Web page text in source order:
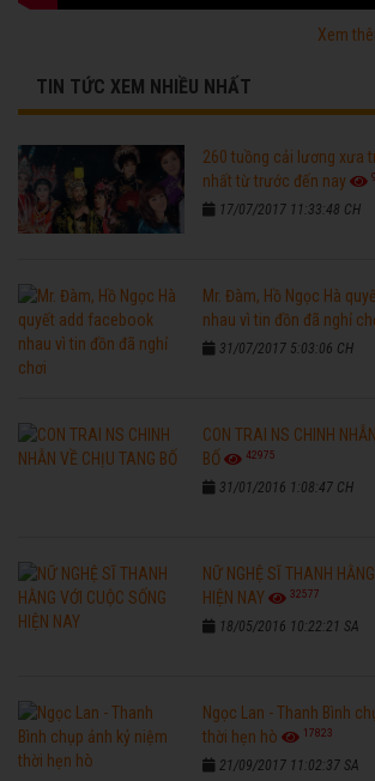
Xem
TIN TỨC XEM NHIỀU NHẤT
260 tuồng cải lương xưa
nhất từ trước đến nay
17/07/2017 11:33:48 CH
Mr. Đàm, Hồ Ngọc Hà
nhau vì tin đồn đã nghỉ
31/07/2017 5:03:06 CH
CON TRAI NS CHINH
BỐ
42975
31/01/2016 1:08:47 CH
NỮ NGHỆ SĨ THANH
HIỆN NAY
32577
18/05/2016 10:22:21 SA
Ngọc Lan - Thanh Bình
thời hẹn hò
17823
21/09/2017 11:02:37 SA